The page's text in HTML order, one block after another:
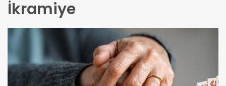
İkramiye